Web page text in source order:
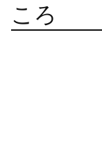
個人のお客さま
ころ